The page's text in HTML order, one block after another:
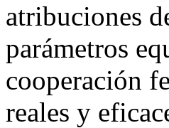
atribuciones
parámetros
cooperación
reales y